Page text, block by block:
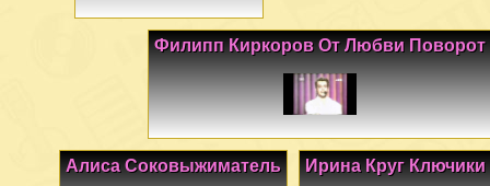
Филипп Киркоров От Любви Поворот
Ирина Круг Ключики
Алиса Соковыжиматель